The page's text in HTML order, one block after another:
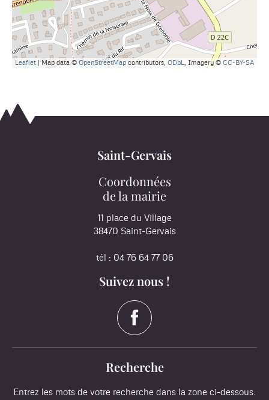
Leaflet | Map data © OpenStreetMap contributors, ODbL, Imagery © CC-BY-SA
Saint-Gervais
Coordonnées
de la mairie
11 place du Village
38470 Saint-Gervais
tél : 04 76 64 77 06
Suivez nous !
Recherche
Entrez les mots de votre recherche dans la zone ci-dessous.